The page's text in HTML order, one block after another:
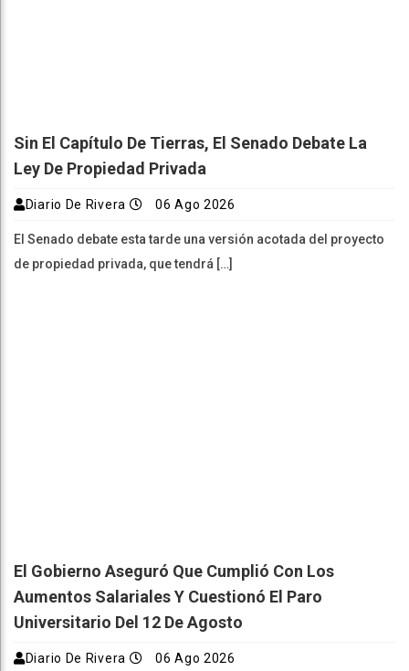
Sin El Capítulo De Tierras, El Senado Debate La
Ley De Propiedad Privada
Diario De Rivera 06 Ago 2026
El Senado debate esta tarde una versión acotada del proyecto
de propiedad privada, que tendrá […]
El Gobierno Aseguró Que Cumplió Con Los
Aumentos Salariales Y Cuestionó El Paro
Universitario Del 12 De Agosto
Diario De Rivera 06 Ago 2026